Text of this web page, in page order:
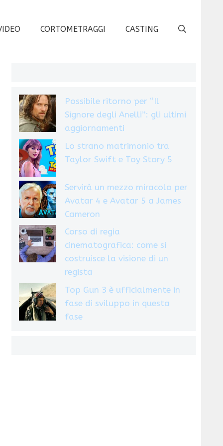
CORTOMETRAGGI CASTING
Possibile ritorno per “Il
Signore degli Anelli”: gli ultimi
aggiornamenti
Lo strano matrimonio tra
Taylor Swift e Toy Story 5
Servirà un mezzo miracolo per
Avatar 4 e Avatar 5 a James
Cameron
Corso di regia
cinematografica: come si
costruisce la visione di un
regista
Top Gun 3 è ufficialmente in
fase di sviluppo in questa
fase